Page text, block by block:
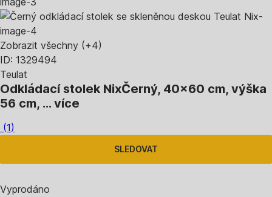
Zobrazit všechny (+4)
ID: 1329494
Teulat
Odkládací stolek NixČerný, 40x60 cm, výška
56 cm, … více
(1)
SLEDOVAT
Vyprodáno